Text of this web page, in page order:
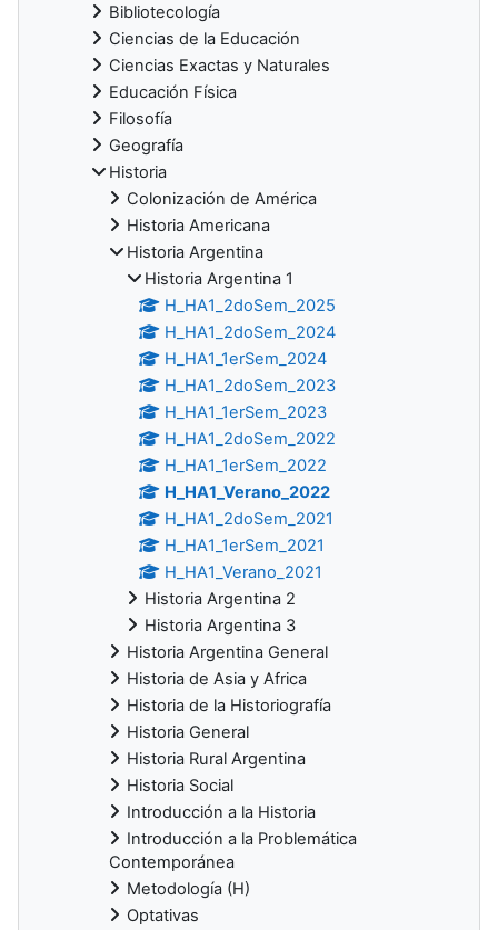
Bibliotecología
Ciencias de la Educación
Ciencias Exactas y Naturales
Educación Física
Filosofía
Geografía
Historia
Colonización de América
Historia Americana
Historia Argentina
Historia Argentina 1
H_HA1_2doSem_2025
H_HA1_2doSem_2024
H_HA1_1erSem_2024
H_HA1_2doSem_2023
H_HA1_1erSem_2023
H_HA1_2doSem_2022
H_HA1_1erSem_2022
H_HA1_Verano_2022
H_HA1_2doSem_2021
H_HA1_1erSem_2021
H_HA1_Verano_2021
Historia Argentina 2
Historia Argentina 3
Historia Argentina General
Historia de Asia y Africa
Historia de la Historiografía
Historia General
Historia Rural Argentina
Historia Social
Introducción a la Historia
Introducción a la Problemática
Contemporánea
Metodología (H)
Optativas